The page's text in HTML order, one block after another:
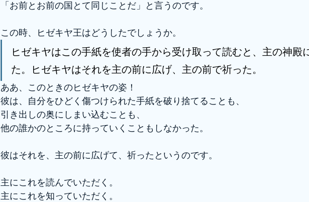
「お前とお前の国とて同じことだ」と言うのです。
この時、ヒゼキヤ王はどうしたでしょうか。
ヒゼキヤはこの手紙を使者の手から受け取って読むと、主の神殿
た。ヒゼキヤはそれを主の前に広げ、主の前で祈った。
ああ、このときのヒゼキヤの姿！
彼は、自分をひどく傷つけられた手紙を破り捨てることも、
引き出しの奥にしまい込むことも、
他の誰かのところに持っていくこともしなかった。
彼はそれを、主の前に広げて、祈ったというのです。
主にこれを読んでいただく。
主にこれを知っていただく。